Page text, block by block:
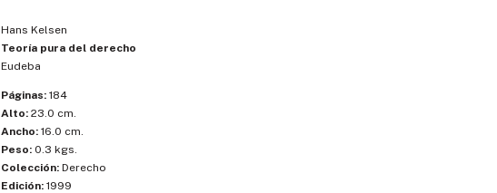
Hans Kelsen
Teoría pura del derecho
Eudeba
Páginas: 184
Alto: 23.0 cm.
Ancho: 16.0 cm.
Peso: 0.3 kgs.
Colección: Derecho
Edición: 1999